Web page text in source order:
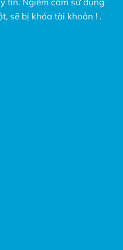
sẽ bị khóa tài khoản ! .